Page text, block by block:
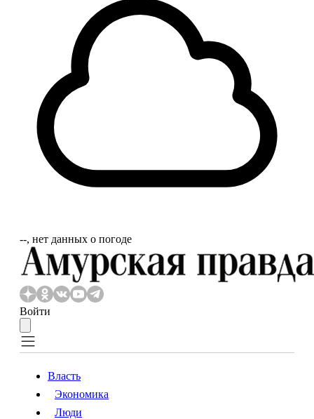
‐‐, нет данных о погоде
Войти
Власть
Власть
Экономика
Люди